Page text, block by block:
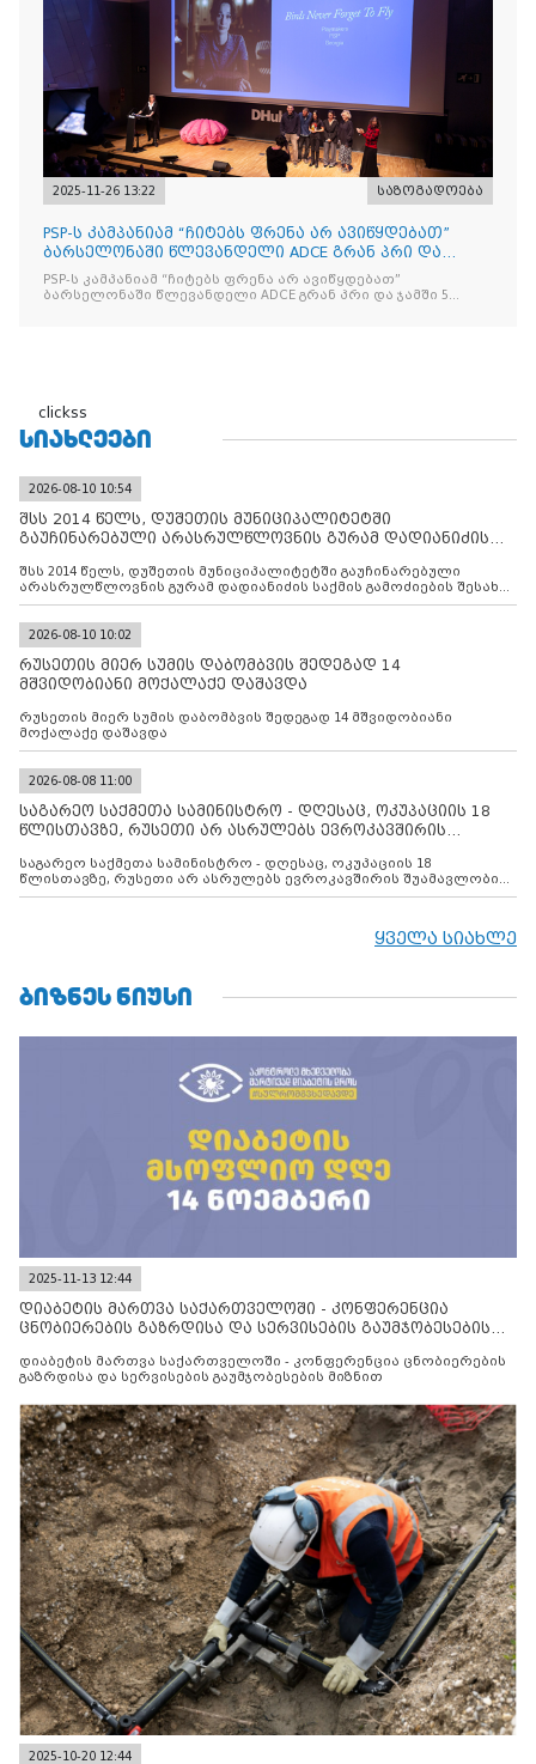
2025-11-26 13:22 საზოგადოება
PSP-ს კამპანიამ “ჩიტებს ფრენა არ ავიწყდებათ”
ბარსელონაში წლევანდელი ADCE გრან პრი და
ჯამში 5 ჯილდო მ
PSP-ს კამპანიამ “ჩიტებს ფრენა არ ავიწყდებათ”
ბარსელონაში წლევანდელი ADCE გრან პრი და ჯამში 5
clickss
ᲡᲘᲐᲮᲚᲔᲔᲑᲘ
2026-08-10 10:54
შსს 2014 წელს, დუშეთის მუნიციპალიტეტში
გაუჩინარებული არასრულწლოვნის გურამ დადიანიძის
შსს 2014 წელს, დუშეთის მუნიციპალიტეტში გაუჩინარებული
არასრულწლოვნის გურამ დადიანიძის საქმის გამოძიების შესახებ
ინფორმაციას ავრცელებს
2026-08-10 10:02
რუსეთის მიერ სუმის დაბომბვის შედეგად 14
მშვიდობიანი მოქალაქე დაშავდა
რუსეთის მიერ სუმის დაბომბვის შედეგად 14 მშვიდობიანი
მოქალაქე დაშავდა
2026-08-08 11:00
საგარეო საქმეთა სამინისტრო - დღესაც, ოკუპაციის 18
წლისთავზე, რუსეთი არ ასრულებს ევროკავშირის
საგარეო საქმეთა სამინისტრო - დღესაც, ოკუპაციის 18
წლისთავზე, რუსეთი არ ასრულებს ევროკავშირის შუამავლობით
დადებულ 2008 წლის 12 აგვისტოს ცეცხლის შეწყვეტის
მილიტარიზაციის პროცესს და აქტიურად დგამს ნაბიჯებს მათი
ყველა სიახლე
ᲑᲘᲖᲜᲔᲡ ᲜᲘᲣᲡᲘ
2025-11-13 12:44
დიაბეტის მართვა საქართველოში - კონფერენცია
ცნობიერების გაზრდისა და სერვისების გაუმჯობესების
დიაბეტის მართვა საქართველოში - კონფერენცია ცნობიერების
გაზრდისა და სერვისების გაუმჯობესების მიზნით
2025-10-20 12:44